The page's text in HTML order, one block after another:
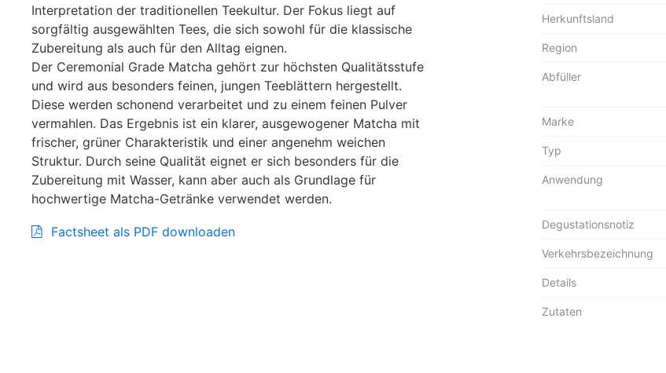
Interpretation der traditionellen Teekultur. Der Fokus liegt auf
sorgfältig ausgewählten Tees, die sich sowohl für die klassische
Zubereitung als auch für den Alltag eignen.
Der Ceremonial Grade Matcha gehört zur höchsten Qualitätsstufe
und wird aus besonders feinen, jungen Teeblättern hergestellt.
Diese werden schonend verarbeitet und zu einem feinen Pulver
vermahlen. Das Ergebnis ist ein klarer, ausgewogener Matcha mit
frischer, grüner Charakteristik und einer angenehm weichen
Struktur. Durch seine Qualität eignet er sich besonders für die
Zubereitung mit Wasser, kann aber auch als Grundlage für
hochwertige Matcha-Getränke verwendet werden.
Factsheet als PDF downloaden
Herkunftsland
Region
Abfüller
Marke
Typ
Anwendung
Degustationsnotiz
Verkehrsbezeichnung
Details
Zutaten